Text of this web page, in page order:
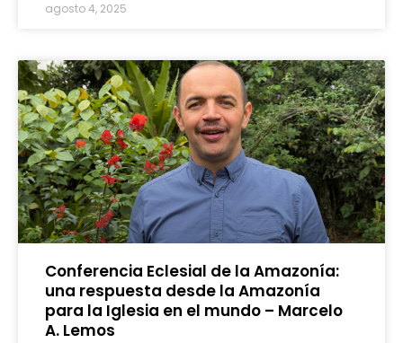
agosto 4, 2025
Conferencia Eclesial de la Amazonía:
una respuesta desde la Amazonía
para la Iglesia en el mundo – Marcelo
A. Lemos